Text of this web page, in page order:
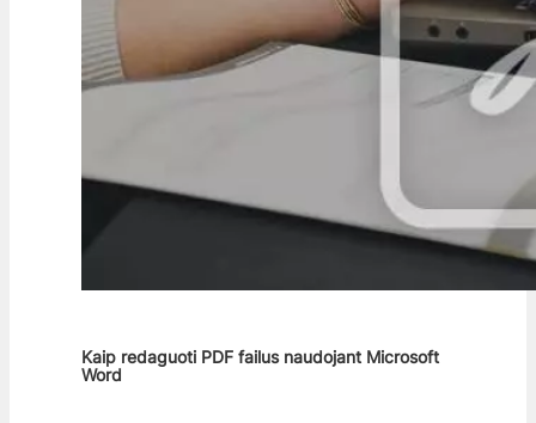
Kaip redaguoti PDF failus naudojant Microsoft
Word